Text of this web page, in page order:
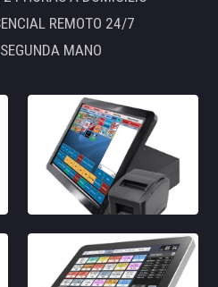
REMOTO 24/7
MANO